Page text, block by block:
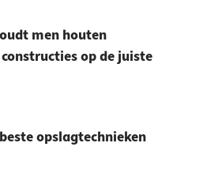
men houten
op de juiste
opslagtechnieken